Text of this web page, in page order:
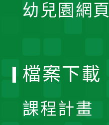
幼兒園網頁
檔案下載
課程計畫